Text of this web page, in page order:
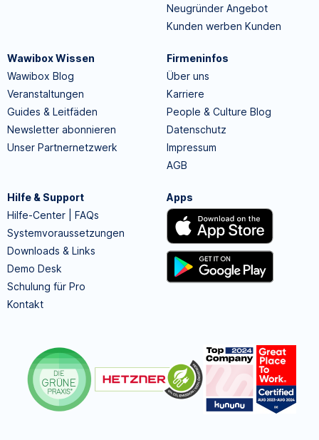
Neugründer Angebot
Kunden werben Kunden
Wawibox Wissen
Wawibox Blog
Veranstaltungen
Guides & Leitfäden
Newsletter abonnieren
Unser Partnernetzwerk
Firmeninfos
Über uns
Karriere
People & Culture Blog
Datenschutz
Impressum
AGB
Hilfe & Support
Hilfe-Center | FAQs
Systemvoraussetzungen
Downloads & Links
Demo Desk
Schulung für Pro
Kontakt
Apps